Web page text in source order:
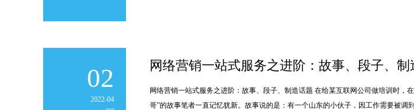
02
2022-04
网络营销一站式服务之进阶：故事、段子、制
网络营销一站式服务之进阶：故事、段子、制造话题 在给某互联网公司做培训时，
哥”的故事笔者一直记忆犹新。故事说的是：有一个山东的小伙子，因工作需要被